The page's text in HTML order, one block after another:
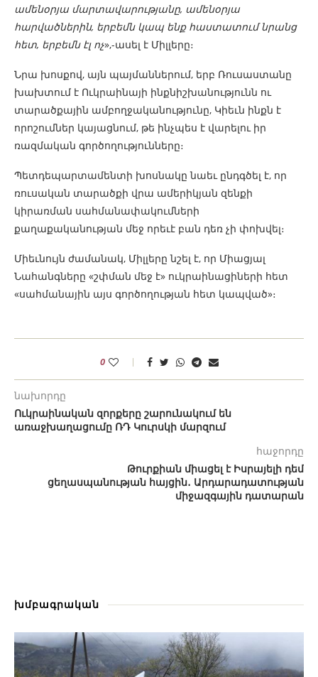
ամենօրյա մարտավարությանը, ամենօրյա
հարվածներին, երբեմն կապ ենք հաստատում նրանց
հետ, երբեմն էլ ոչ»,-ասել է Միլլերը։
Նրա խոսքով, այն պայմաններում, երբ Ռուսաստանը
խախտում է Ուկրաինայի ինքնիշխանությունն ու
տարածքային ամբողջականությունը, Կիեւն ինքն է
որոշումներ կայացնում, թե ինչպես է վարելու իր
ռազմական գործողությունները։
Պետդեպարտամենտի խոսնակը նաեւ ընդգծել է, որ
ռուսական տարածքի վրա ամերիկյան զենքի
կիրառման սահմանափակումների
քաղաքականության մեջ որեւէ բան դեռ չի փոխվել։
Միեւնույն ժամանակ, Միլլերը նշել է, որ Միացյալ
Նահանգները «շփման մեջ է» ուկրաինացիների հետ
«սահմանային այս գործողության հետ կապված»։
0
նախորդը
Ուկրաինական զորքերը շարունակում են
առաջխաղացումը ՌԴ Կուրսկի մարզում
հաջորդը
Թուրքիան միացել է Իսրայելի դեմ
ցեղասպանության հայցին․ Արդարադատության
միջազգային դատարան
խմբագրական